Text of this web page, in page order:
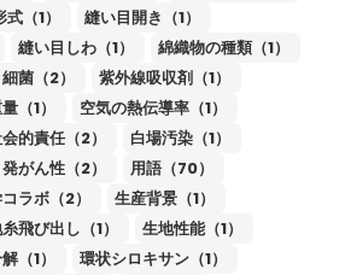
（1）
縫い目開き（1）
縫い目しわ（1）
綿織物の種類（1）
細菌（2）
紫外線吸収剤（1）
（1）
空気の熱伝導率（1）
的責任（2）
白場汚染（1）
発がん性（2）
用語（70）
ラボ（2）
生産背景（1）
飛び出し（1）
生地性能（1）
（1）
環状シロキサン（1）